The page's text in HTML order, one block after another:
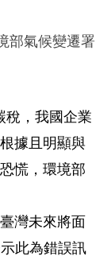
部氣候變遷署
稅，我國企業
據且明顯與
慌，環境部
灣未來將面
此為錯誤訊